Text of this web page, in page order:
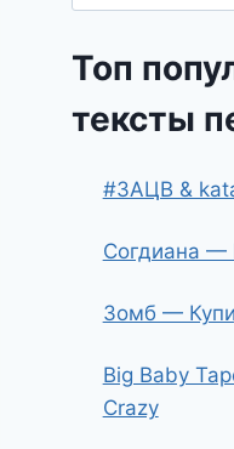
Топ
тексты
#ЗАЦВ &
Согдиана —
Зомб —
Big Baby
Crazy